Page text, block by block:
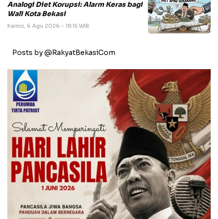
Analogi Diet Korupsi: Alarm Keras bagi
Wali Kota Bekasi
Kamis, 6 Agu 2026 - 18:15 WIB
Posts by @RakyatBekasiCom